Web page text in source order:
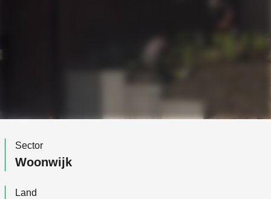
Sector
Woonwijk
Land